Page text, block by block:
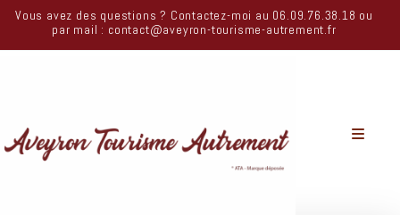
Vous avez des questions ? Contactez-moi au 06.09.76.38.18 ou
par mail : contact@aveyron-tourisme-autrement.fr